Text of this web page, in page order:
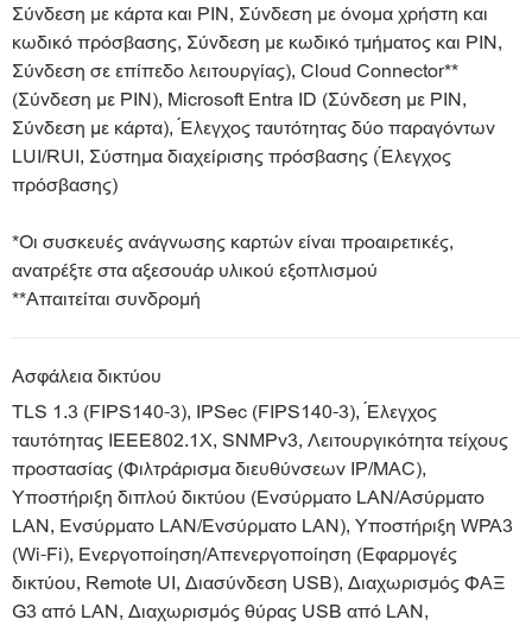
Σύνδεση με κάρτα και PIN, Σύνδεση με όνομα χρήστη και
κωδικό πρόσβασης, Σύνδεση με κωδικό τμήματος και PIN,
Σύνδεση σε επίπεδο λειτουργίας), Cloud Connector**
(Σύνδεση με PIN), Microsoft Entra ID (Σύνδεση με PIN,
Σύνδεση με κάρτα), Έλεγχος ταυτότητας δύο παραγόντων
LUI/RUI, Σύστημα διαχείρισης πρόσβασης (Έλεγχος
πρόσβασης)
*Οι συσκευές ανάγνωσης καρτών είναι προαιρετικές,
ανατρέξτε στα αξεσουάρ υλικού εξοπλισμού
**Απαιτείται συνδρομή
Ασφάλεια δικτύου
TLS 1.3 (FIPS140-3), IPSec (FIPS140-3), Έλεγχος
ταυτότητας IEEE802.1X, SNMPv3, Λειτουργικότητα τείχους
προστασίας (Φιλτράρισμα διευθύνσεων IP/MAC),
Υποστήριξη διπλού δικτύου (Ενσύρματο LAN/Ασύρματο
LAN, Ενσύρματο LAN/Ενσύρματο LAN), Υποστήριξη WPA3
(Wi-Fi), Ενεργοποίηση/Απενεργοποίηση (Εφαρμογές
δικτύου, Remote UI, Διασύνδεση USB), Διαχωρισμός ΦΑΞ
G3 από LAN, Διαχωρισμός θύρας USB από LAN,